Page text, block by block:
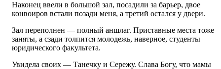
Наконец ввели в большой зал, посадили за барьер, двое
конвоиров встали позади меня, а третий остался у двери.
Зал переполнен — полный аншлаг. Приставные места тоже
заняты, а сзади толпится молодежь, наверное, студенты
юридического факультета.
Увидела своих — Танечку и Сережу. Слава Богу, что мамы